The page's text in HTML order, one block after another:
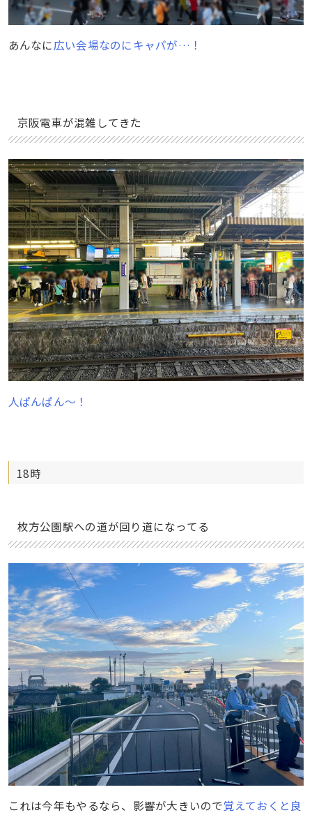
あんなに広い会場なのにキャパが…！
京阪電車が混雑してきた
人ぱんぱん〜！
18時
枚方公園駅への道が回り道になってる
これは今年もやるなら、影響が大きいので覚えておくと良